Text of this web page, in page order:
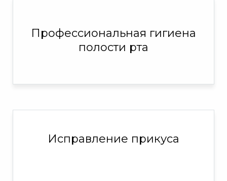
Профессиональная гигиена
полости рта
Исправление прикуса